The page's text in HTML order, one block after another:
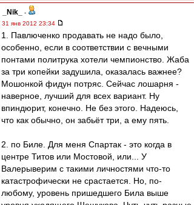
_Nik_
-
31 янв 2012 23:34
1. Павлюченко продавать не надо было,
особенно, если в соответствии с вечными
понтами политрука хотели чемпионство. Жаба
за три копейки задушила, оказалась важнее?
Мошонкой фидун потряс. Сейчас лошарня -
наверное, лучший для всех вариант. Ну
впиндюрит, конечно. Не без этого. Надеюсь,
что как обычно, он забьёт три, а ему пять.
2. по Биле. Для меня Спартак - это когда в
центре Титов или Мостовой, или... У
Валерыверим с такими личностями что-то
катастрофически не срастается. Но, по-
любому, уровень пришедшего Била выше